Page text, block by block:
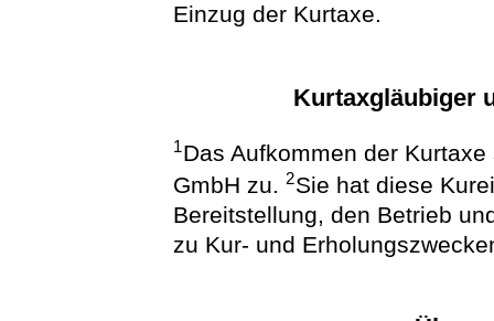
Einzug der Kurtaxe.
Kurtaxgläubiger
1Das Aufkommen der
GmbH zu.2Sie hat diese
Bereitstellung, den Betrieb
zu Kur- und